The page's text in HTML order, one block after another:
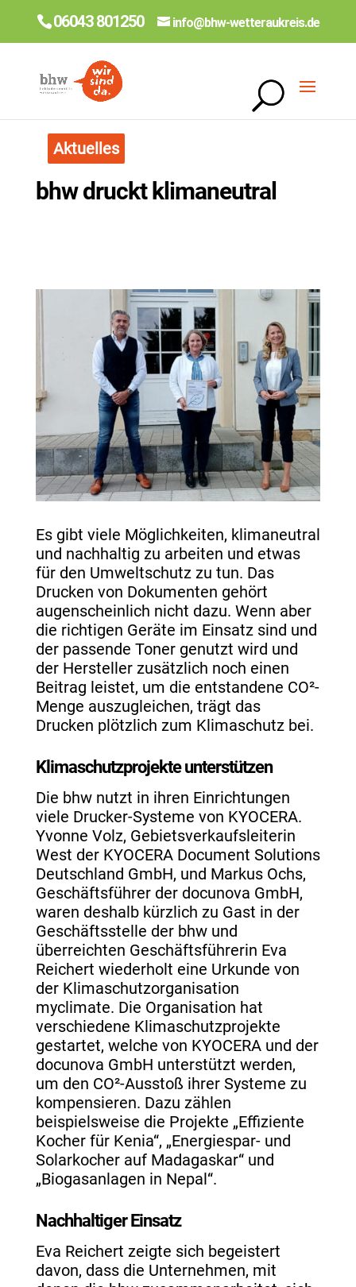
06043 801250 info@bhw-wetteraukreis.de
Aktuelles
bhw druckt klimaneutral
Es gibt viele Möglichkeiten, klimaneutral
und nachhaltig zu arbeiten und etwas
für den Umweltschutz zu tun. Das
Drucken von Dokumenten gehört
augenscheinlich nicht dazu. Wenn aber
die richtigen Geräte im Einsatz sind und
der passende Toner genutzt wird und
der Hersteller zusätzlich noch einen
Beitrag leistet, um die entstandene CO²-
Menge auszugleichen, trägt das
Drucken plötzlich zum Klimaschutz bei.
Klimaschutzprojekte unterstützen
Die bhw nutzt in ihren Einrichtungen
viele Drucker-Systeme von KYOCERA.
Yvonne Volz, Gebietsverkaufsleiterin
West der KYOCERA Document Solutions
Deutschland GmbH, und Markus Ochs,
Geschäftsführer der docunova GmbH,
waren deshalb kürzlich zu Gast in der
Geschäftsstelle der bhw und
überreichten Geschäftsführerin Eva
Reichert wiederholt eine Urkunde von
der Klimaschutzorganisation
myclimate. Die Organisation hat
verschiedene Klimaschutzprojekte
gestartet, welche von KYOCERA und der
docunova GmbH unterstützt werden,
um den CO²-Ausstoß ihrer Systeme zu
kompensieren. Dazu zählen
beispielsweise die Projekte „Effiziente
Kocher für Kenia“, „Energiespar- und
Solarkocher auf Madagaskar“ und
„Biogasanlagen in Nepal“.
Nachhaltiger Einsatz
Eva Reichert zeigte sich begeistert
davon, dass die Unternehmen, mit